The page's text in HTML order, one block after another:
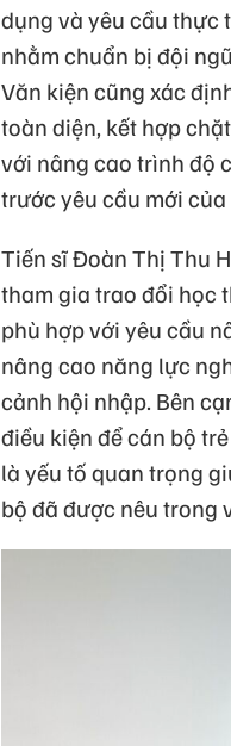
dụng và yêu cầu thực
nhằm chuẩn bị đội
Văn kiện cũng xác
toàn diện, kết hợp
với nâng cao trình độ
trước yêu cầu mới
Tiến sĩ Đoàn Thị Thu
tham gia trao đổi học
phù hợp với yêu cầu
nâng cao năng lực
cảnh hội nhập. Bên
điều kiện để cán bộ
là yếu tố quan trọng
bộ đã được nêu trong